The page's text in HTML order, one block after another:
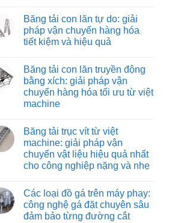
liệu
hiệu
quả
và
chịu
nhiệt:
giải
pháp
vận
ưu
cho
môi
trường
nhiệt
độ
bình
luận
ở
Băng
rút:
giải
pháp
tối
ưu
hóa
đóng
hàng
xe
tải
Băng tải con lăn tự do: giải
pháp vận chuyển hàng hóa
tiết kiệm và hiệu quả
bình
luận
ở
Băng
tải
con
do:
giải
pháp
vận
chuyển
hàng
kiệm
và
hiệu
quả
Băng tải con lăn truyền động
bằng xích: giải pháp vận
chuyển hàng hóa tối ưu từ việt
machine
bình
luận
ở
Băng
tải
con
động
bằng
xích:
giải
Băng tải trục vít từ việt
machine: giải pháp vận
chuyển vật liệu hiệu quả nhất
cho công nghiệp nặng và nhẹ
bình
luận
ở
Băng
Các loại đồ gá trên máy phay:
công nghệ gá đặt chuyên sâu
đảm bảo từng đường cắt